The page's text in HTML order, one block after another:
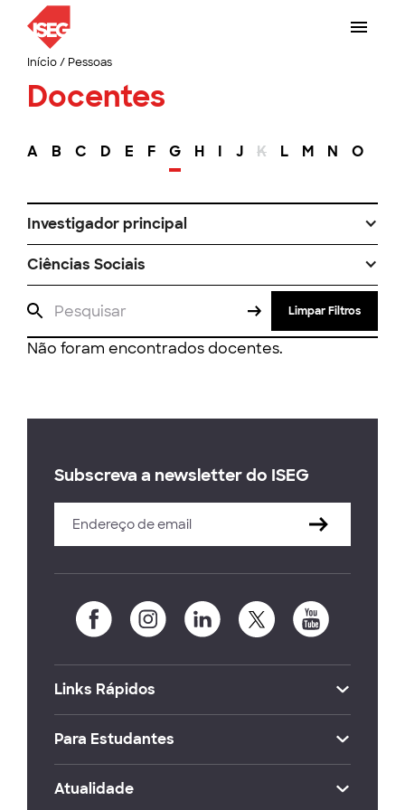
Início/ Pessoas
Docentes
A B C D E F G H I J K L M N O
Investigador principal
Ciências Sociais
Limpar Filtros
Não foram encontrados docentes.
Subscreva a newsletter do ISEG
Links Rápidos
Para Estudantes
Atualidade